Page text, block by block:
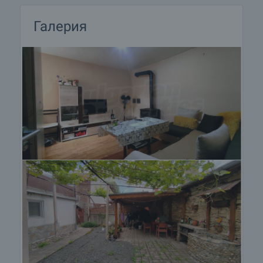
и можем да ви свържем с техните консултанти
за информация и кандидатстване за кредит.
Галерия